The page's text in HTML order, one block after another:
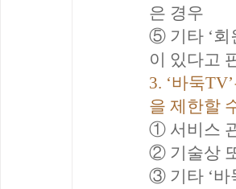
은 경우
⑤ 기타 ‘회
이 있다고
3. ‘바둑
을 제한할
① 서비스
② 기술상
③ 기타 ‘바